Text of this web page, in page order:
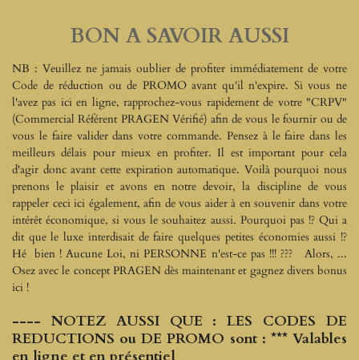
BON A SAVOIR AUSSI
NB : Veuillez ne jamais oublier de profiter immédiatement de votre
Code de réduction ou de PROMO avant qu'il n'expire. Si vous ne
l'avez pas ici en ligne, rapprochez-vous rapidement de votre "CRPV"
(Commercial Référent PRAGEN Vérifié) afin de vous le fournir ou de
vous le faire valider dans votre commande. Pensez à le faire dans les
meilleurs délais pour mieux en profiter. Il est important pour cela
d'agir donc avant cette expiration automatique. Voilà pourquoi nous
prenons le plaisir et avons en notre devoir, la discipline de vous
rappeler ceci ici également, afin de vous aider à en souvenir dans votre
intérêt économique, si vous le souhaitez aussi. Pourquoi pas !? Qui a
dit que le luxe interdisait de faire quelques petites économies aussi !?
Hé bien ! Aucune Loi, ni PERSONNE n'est-ce pas !!! ??? Alors, ...
Osez avec le concept PRAGEN dès maintenant et gagnez divers bonus
ici !
---- NOTEZ AUSSI QUE : LES CODES DE
REDUCTIONS ou DE PROMO sont : *** Valables